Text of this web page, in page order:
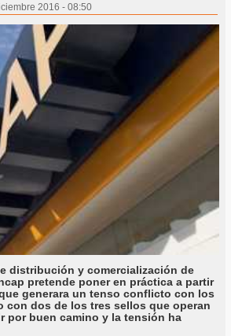
2016 - 08:50
distribución y comercialización de
pretende poner en práctica a partir
generara un tenso conflicto con los
con dos de los tres sellos que operan
por buen camino y la tensión ha